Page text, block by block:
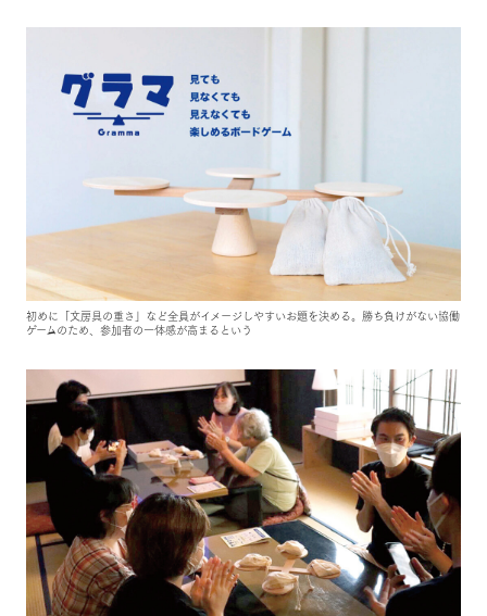
初めに「文房具の重さ」など全員がイメージしやすいお題を決める。勝ち負けがない協働
ゲームのため、参加者の一体感が高まるという